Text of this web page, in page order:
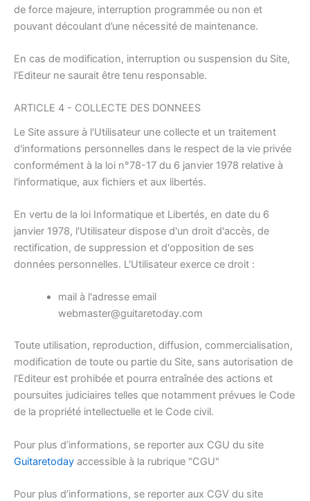
de force majeure, interruption programmée ou non et
pouvant découlant d’une nécessité de maintenance.
En cas de modification, interruption ou suspension du Site,
l'Editeur ne saurait être tenu responsable.
ARTICLE 4 - COLLECTE DES DONNEES
Le Site assure à l'Utilisateur une collecte et un traitement
d'informations personnelles dans le respect de la vie privée
conformément à la loi n°78-17 du 6 janvier 1978 relative à
l'informatique, aux fichiers et aux libertés.
En vertu de la loi Informatique et Libertés, en date du 6
janvier 1978, l'Utilisateur dispose d'un droit d'accès, de
rectification, de suppression et d'opposition de ses
données personnelles. L'Utilisateur exerce ce droit :
mail à l'adresse email
webmaster@guitaretoday.com
Toute utilisation, reproduction, diffusion, commercialisation,
modification de toute ou partie du Site, sans autorisation de
l’Editeur est prohibée et pourra entraînée des actions et
poursuites judiciaires telles que notamment prévues le Code
de la propriété intellectuelle et le Code civil.
Pour plus d’informations, se reporter aux CGU du site
Guitaretoday accessible à la rubrique "CGU"
Pour plus d’informations, se reporter aux CGV du site